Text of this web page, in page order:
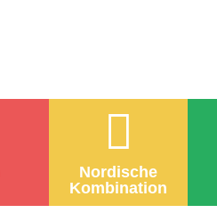
Nordische
Kombination